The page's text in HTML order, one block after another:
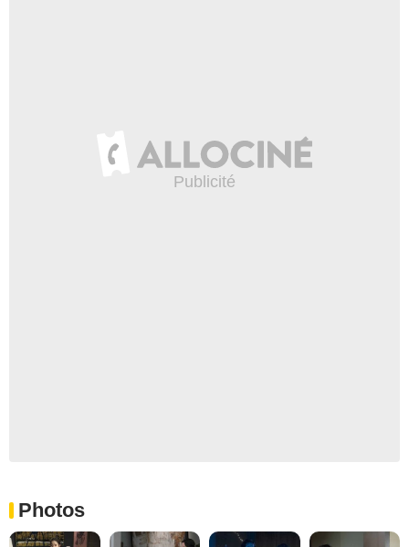
Photos